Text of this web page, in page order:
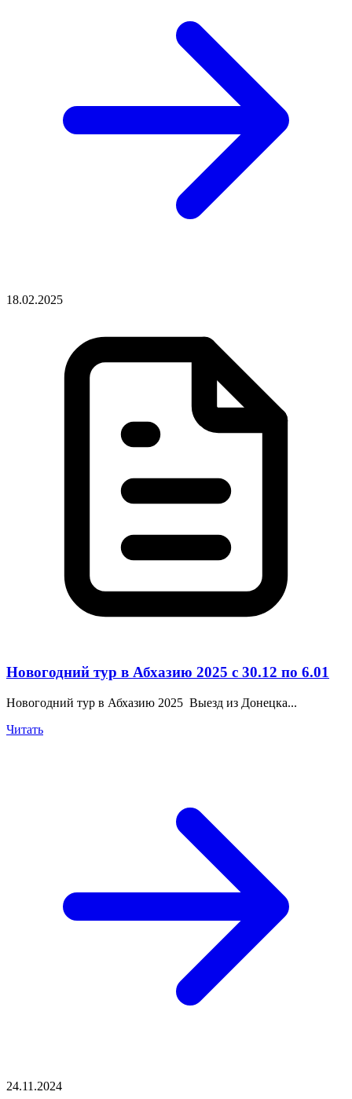
18.02.2025
Новогодний тур в Абхазию 2025 с 30.12 по 6.01
Новогодний тур в Абхазию 2025 Выезд из Донецка...
Читать
24.11.2024